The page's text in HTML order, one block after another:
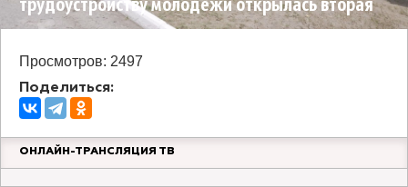
трудоустройству молодёжи открылась вторая
смена лагеря труд и отдыха
Просмотров: 2497
Поделиться:
ОНЛАЙН-ТРАНСЛЯЦИЯ ТВ